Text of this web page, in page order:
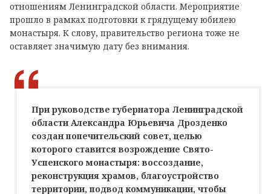
отношениям Ленинградской области. Мероприятие
прошло в рамках подготовки к грядущему юбилею
монастыря. К слову, правительство региона тоже не
оставляет значимую дату без внимания.
При руководстве губернатора Ленинградской
области Александра Юрьевича Дрозденко
создан попечительский совет, целью
которого ставится возрождение Свято-
Успенского монастыря: воссоздание,
реконструкция храмов, благоустройство
территории, подвод коммуникации, чтобы